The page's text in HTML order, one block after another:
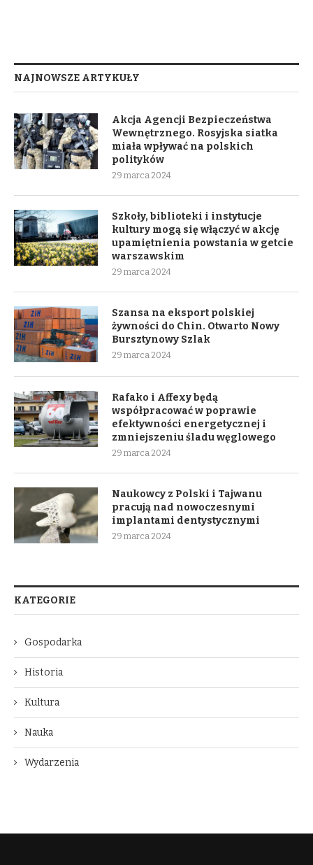
NAJNOWSZE ARTYKUŁY
Akcja Agencji Bezpieczeństwa
Wewnętrznego. Rosyjska siatka
miała wpływać na polskich
polityków
29 marca 2024
Szkoły, biblioteki i instytucje
kultury mogą się włączyć w akcję
upamiętnienia powstania w getcie
warszawskim
29 marca 2024
Szansa na eksport polskiej
żywności do Chin. Otwarto Nowy
Bursztynowy Szlak
29 marca 2024
Rafako i Affexy będą
współpracować w poprawie
efektywności energetycznej i
zmniejszeniu śladu węglowego
29 marca 2024
Naukowcy z Polski i Tajwanu
pracują nad nowoczesnymi
implantami dentystycznymi
29 marca 2024
KATEGORIE
Gospodarka
Historia
Kultura
Nauka
Wydarzenia